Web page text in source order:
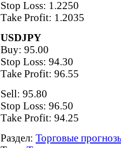
Stop Loss: 1.2250
Тake Рrofit: 1.2035
USDJPY
Buy: 95.00
Stop Loss: 94.30
Тake Рrofit: 96.55
Sell: 95.80
Stop Loss: 96.50
Тake Рrofit: 94.25
Раздел: Торговые